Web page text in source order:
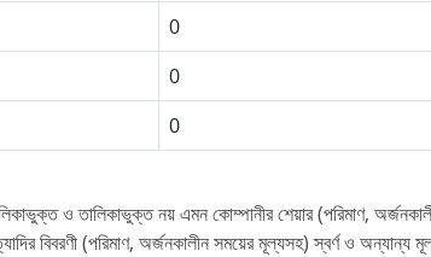
0
0
0
ও তালিকাভুক্ত নয় এমন কোম্পানীর শেয়ার (পরিমাণ,
বিবরণী (পরিমাণ, অর্জনকালীন সময়ের মূল্যসহ) স্বর্ণ ও অন্যান্য